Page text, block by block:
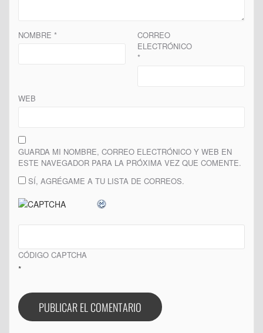
NOMBRE *
CORREO
ELECTRÓNICO
*
WEB
GUARDA MI NOMBRE, CORREO ELECTRÓNICO Y WEB EN
ESTE NAVEGADOR PARA LA PRÓXIMA VEZ QUE COMENTE.
SÍ, AGRÉGAME A TU LISTA DE CORREOS.
CÓDIGO CAPTCHA
*